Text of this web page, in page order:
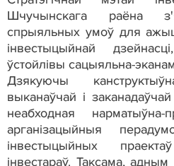
Шчучынскага раёна
спрыяльных умоў для
інвестыцыйнай
ўстойлівы сацыяльна-
Дзякуючы
выканаўчай і
неабходная
арганізацыйныя
інвестыцыйных
інвестараў. Таксама,